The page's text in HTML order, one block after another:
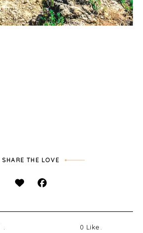
SHARE THE LOVE
0 Like